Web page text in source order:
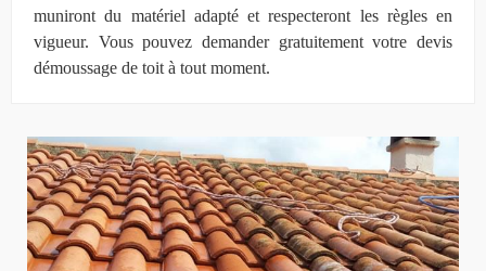
muniront du matériel adapté et respecteront les règles en
vigueur. Vous pouvez demander gratuitement votre devis
démoussage de toit à tout moment.